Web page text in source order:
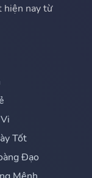
hiện nay từ
Tốt
Đạo